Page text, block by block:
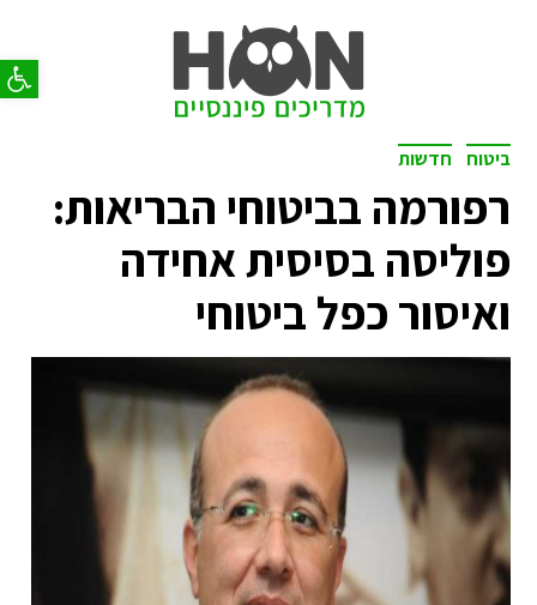
פתח
ביטוח חדשות
רפורמה בביטוחי הבריאות:
פוליסה בסיסית אחידה
ואיסור כפל ביטוחי